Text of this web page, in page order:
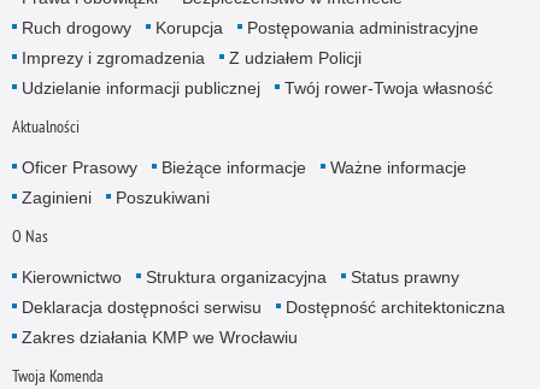
Ruch drogowy
Korupcja
Postępowania administracyjne
Imprezy i zgromadzenia
Z udziałem Policji
Udzielanie informacji publicznej
Twój rower-Twoja własność
Aktualności
Oficer Prasowy Bieżące informacje
Ważne informacje
Zaginieni
Poszukiwani
O Nas
Kierownictwo Struktura organizacyjna
Status prawny
Deklaracja dostępności serwisu
Dostępność architektoniczna
Zakres działania KMP we Wrocławiu
Twoja Komenda